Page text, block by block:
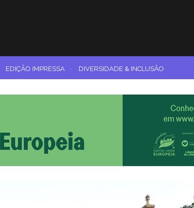
EDIÇÃO IMPRESSA · DIVERSIDADE & INCLUSÃO